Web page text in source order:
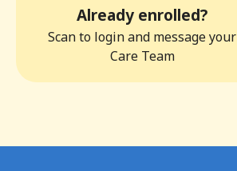
Already enrolled?
Scan to login and message your
Care Team